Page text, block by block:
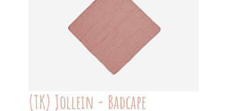
(TK) Jollein - Badcape